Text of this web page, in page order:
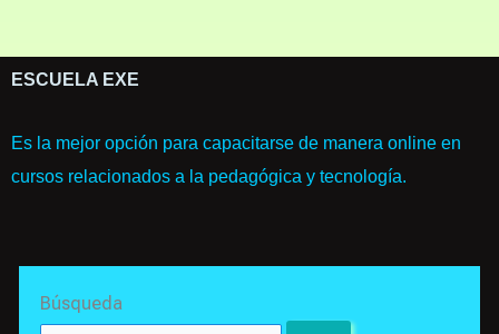
ESCUELA EXE
Es la mejor opción para capacitarse de manera online en
cursos relacionados a la pedagógica y tecnología.
Búsqueda
for: